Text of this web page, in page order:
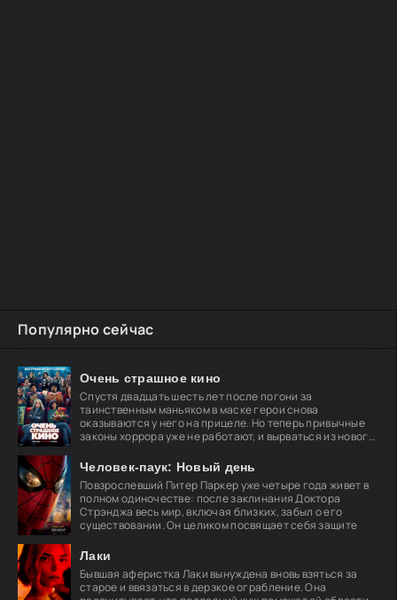
Популярно сейчас
Очень страшное кино
Спустя двадцать шесть лет после погони за
таинственным маньяком в маске герои снова
оказываются у него на прицеле. Но теперь привычные
законы хоррора уже не работают, и вырваться из нового
Человек-паук: Новый день
Повзрослевший Питер Паркер уже четыре года живет в
полном одиночестве: после заклинания Доктора
Стрэнджа весь мир, включая близких, забыл о его
существовании. Он целиком посвящает себя защите
Лаки
Бывшая аферистка Лаки вынуждена вновь взяться за
старое и ввязаться в дерзкое ограбление. Она